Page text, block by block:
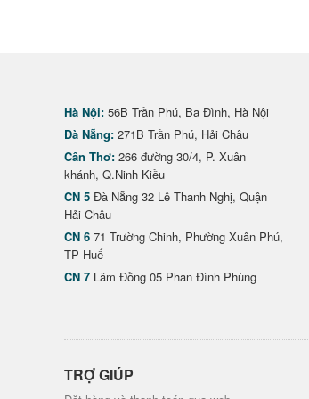
Hà Nội: 56B Trần Phú, Ba Đình, Hà Nội
Đà Nẵng: 271B Trần Phú, Hải Châu
Cần Thơ: 266 đường 30/4, P. Xuân
khánh, Q.Ninh Kiều
CN 5 Đà Nẵng 32 Lê Thanh Nghị, Quận
Hải Châu
CN 6 71 Trường Chinh, Phường Xuân Phú,
TP Huế
CN 7 Lâm Đồng 05 Phan Đình Phùng
TRỢ GIÚP